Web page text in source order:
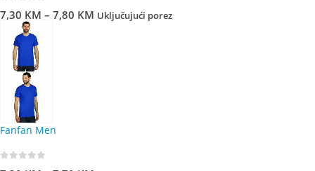
7,30 KM – 7,80 KM Uključujući porez
Fanfan Men